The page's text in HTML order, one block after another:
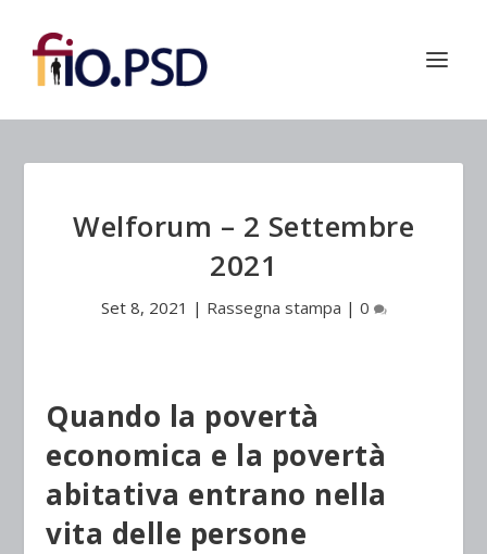
Welforum – 2 Settembre
2021
Set 8, 2021 | Rassegna stampa | 0
Quando la povertà
economica e la povertà
abitativa entrano nella
vita delle persone